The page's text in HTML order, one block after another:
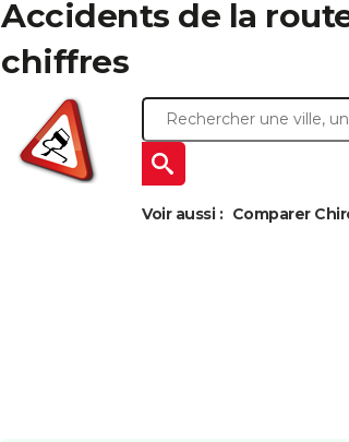
Accidents de la
chiffres
Voir aussi : Comparer